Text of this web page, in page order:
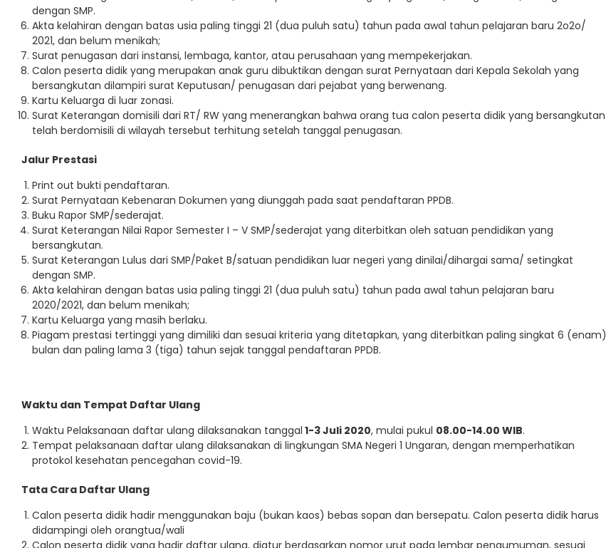
dengan SMP.
Akta kelahiran dengan batas usia paling tinggi 21 (dua puluh satu) tahun pada awal tahun pelajaran baru 2o2o/
2021, dan belum menikah;
Surat penugasan dari instansi, lembaga, kantor, atau perusahaan yang mempekerjakan.
Calon peserta didik yang merupakan anak guru dibuktikan dengan surat Pernyataan dari Kepala Sekolah yang
bersangkutan dilampiri surat Keputusan/ penugasan dari pejabat yang berwenang.
Kartu Keluarga di luar zonasi.
Surat Keterangan domisili dari RT/ RW yang menerangkan bahwa orang tua calon peserta didik yang bersangkutan
telah berdomisili di wilayah tersebut terhitung setelah tanggal penugasan.
Jalur Prestasi
Print out bukti pendaftaran.
Surat Pernyataan Kebenaran Dokumen yang diunggah pada saat pendaftaran PPDB.
Buku Rapor SMP/sederajat.
Surat Keterangan Nilai Rapor Semester I – V SMP/sederajat yang diterbitkan oleh satuan pendidikan yang
bersangkutan.
Surat Keterangan Lulus dari SMP/Paket B/satuan pendidikan luar negeri yang dinilai/dihargai sama/ setingkat
dengan SMP.
Akta kelahiran dengan batas usia paling tinggi 21 (dua puluh satu) tahun pada awal tahun pelajaran baru
2020/2021, dan belum menikah;
Kartu Keluarga yang masih berlaku.
Piagam prestasi tertinggi yang dimiliki dan sesuai kriteria yang ditetapkan, yang diterbitkan paling singkat 6 (enam)
bulan dan paling lama 3 (tiga) tahun sejak tanggal pendaftaran PPDB.
Waktu dan Tempat Daftar Ulang
Waktu Pelaksanaan daftar ulang dilaksanakan tanggal 1-3 Juli 2020, mulai pukul 08.00-14.00 WIB.
Tempat pelaksanaan daftar ulang dilaksanakan di lingkungan SMA Negeri 1 Ungaran, dengan memperhatikan
protokol kesehatan pencegahan covid-19.
Tata Cara Daftar Ulang
Calon peserta didik hadir menggunakan baju (bukan kaos) bebas sopan dan bersepatu. Calon peserta didik harus
didampingi oleh orangtua/wali
Calon peserta didik yang hadir daftar ulang, diatur berdasarkan nomor urut pada lembar pengumuman, sesuai